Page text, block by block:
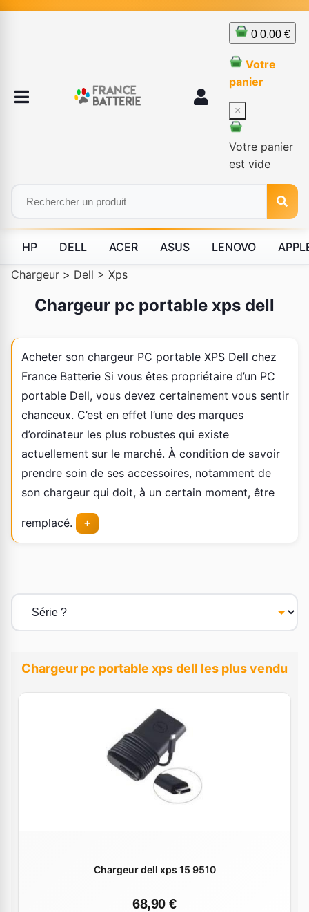
0 0,00 €
Votre
panier
×
Votre panier
est vide
HP DELL ACER ASUS LENOVO
Chargeur > Dell > Xps
Chargeur pc portable xps dell
Acheter son chargeur PC portable XPS Dell chez
France Batterie Si vous êtes propriétaire d’un PC
portable Dell, vous devez certainement vous sentir
chanceux. C’est en effet l’une des marques
d’ordinateur les plus robustes qui existe
actuellement sur le marché. À condition de savoir
prendre soin de ses accessoires, notamment de
son chargeur qui doit, à un certain moment, être
remplacé. +
Chargeur pc portable xps dell les plus vendu
Chargeur dell xps 15 9510
68,90 €